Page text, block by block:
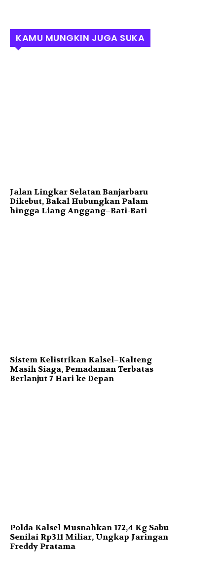
KAMU MUNGKIN JUGA SUKA
Jalan Lingkar Selatan Banjarbaru
Dikebut, Bakal Hubungkan Palam
hingga Liang Anggang–Bati-Bati
Sistem Kelistrikan Kalsel–Kalteng
Masih Siaga, Pemadaman Terbatas
Berlanjut 7 Hari ke Depan
Polda Kalsel Musnahkan 172,4 Kg Sabu
Senilai Rp311 Miliar, Ungkap Jaringan
Freddy Pratama